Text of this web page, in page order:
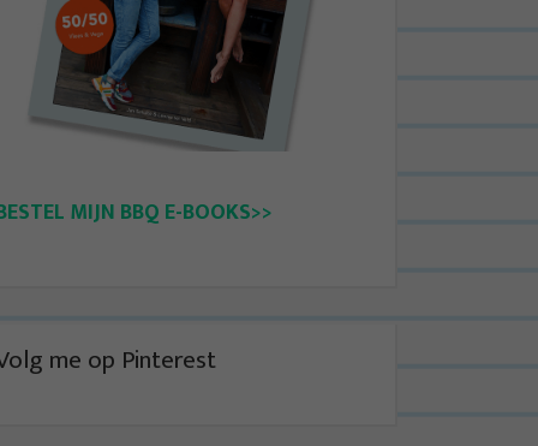
MIJN BBQ E-BOOKS>>
me op Pinterest